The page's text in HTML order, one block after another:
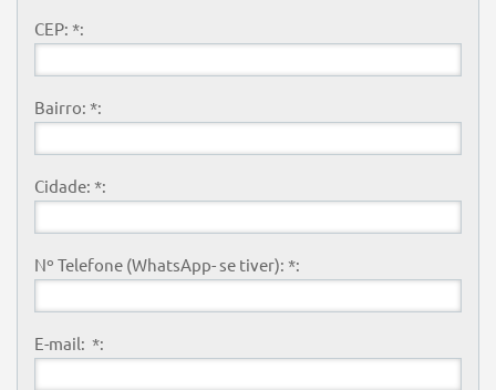
CEP: *:
Bairro: *:
Cidade: *:
Nº Telefone (WhatsApp- se tiver): *:
E-mail: *: